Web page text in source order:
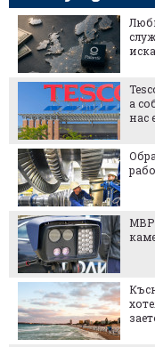
а
нас
МВР